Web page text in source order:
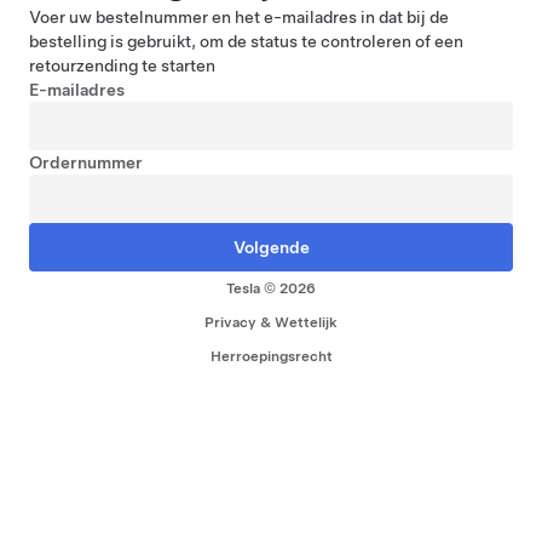
Voer uw bestelnummer en het e-mailadres in dat bij de
bestelling is gebruikt, om de status te controleren of een
retourzending te starten
E-mailadres
Ordernummer
Tesla © 2026
Privacy & Wettelijk
Herroepingsrecht